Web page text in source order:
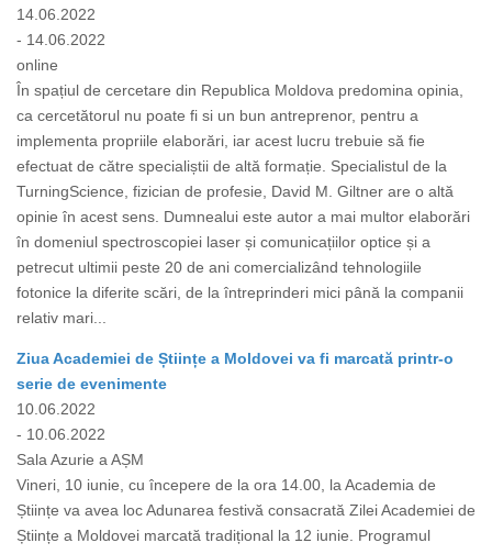
14.06.2022
- 14.06.2022
online
În spațiul de cercetare din Republica Moldova predomina opinia,
ca cercetătorul nu poate fi si un bun antreprenor, pentru a
implementa propriile elaborări, iar acest lucru trebuie să fie
efectuat de către specialiștii de altă formație. Specialistul de la
TurningScience, fizician de profesie, David M. Giltner are o altă
opinie în acest sens. Dumnealui este autor a mai multor elaborări
în domeniul spectroscopiei laser și comunicațiilor optice și a
petrecut ultimii peste 20 de ani comercializând tehnologiile
fotonice la diferite scări, de la întreprinderi mici până la companii
relativ mari...
Ziua Academiei de Științe a Moldovei va fi marcată printr-o
serie de evenimente
10.06.2022
- 10.06.2022
Sala Azurie a AȘM
Vineri, 10 iunie, cu începere de la ora 14.00, la Academia de
Științe va avea loc Adunarea festivă consacrată Zilei Academiei de
Științe a Moldovei marcată tradițional la 12 iunie. Programul